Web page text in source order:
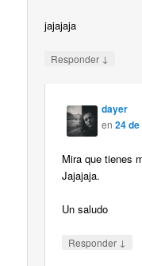
jajajaja
Responder ↓
dayer
en24
Mira que tienes
Jajajaja.
Un saludo
Responder ↓